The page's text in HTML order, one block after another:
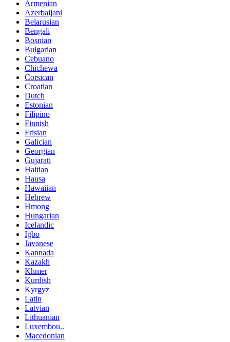
Armenian
Azerbaijani
Belarusian
Bengali
Bosnian
Bulgarian
Cebuano
Chichewa
Corsican
Croatian
Dutch
Estonian
Filipino
Finnish
Frisian
Galician
Georgian
Gujarati
Haitian
Hausa
Hawaiian
Hebrew
Hmong
Hungarian
Icelandic
Igbo
Javanese
Kannada
Kazakh
Khmer
Kurdish
Kyrgyz
Latin
Latvian
Lithuanian
Luxembou..
Macedonian